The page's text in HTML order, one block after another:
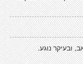
ובעיקר נוגע.